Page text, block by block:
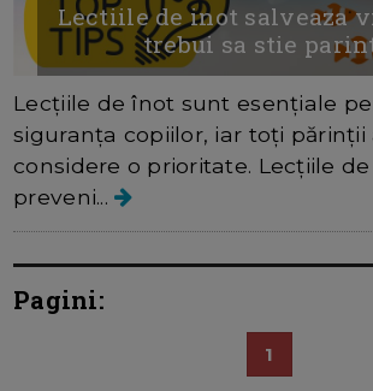
Lectiile de inot salveaza
trebui sa stie
Lecțiile de înot sunt esențiale
siguranța copiilor, iar toți părinții
considere o prioritate. Lecțiile
preveni...
Pagini:
1